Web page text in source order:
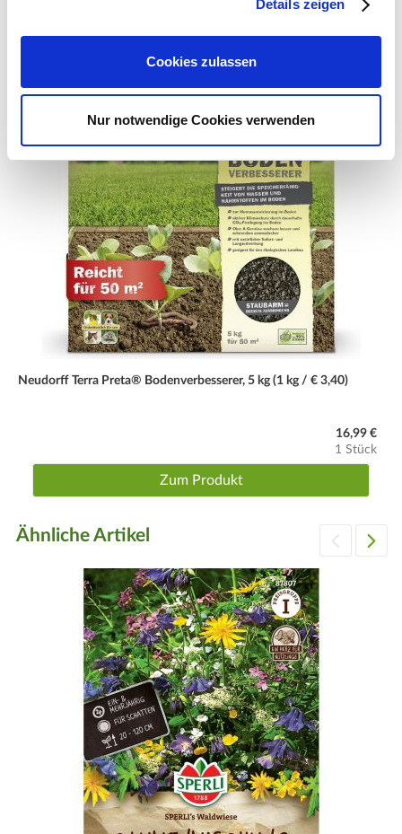
Details zeigen
Cookies zulassen
Nur notwendige Cookies verwenden
Neudorff Terra Preta® Bodenverbesserer, 5 kg (1 kg / € 3,40)
16,99 €
1 Stück
Zum Produkt
Ähnliche Artikel